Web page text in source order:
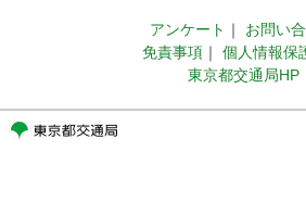
アンケート ｜
お問い
免責事項 ｜
個人情報保
東京都交通局HP